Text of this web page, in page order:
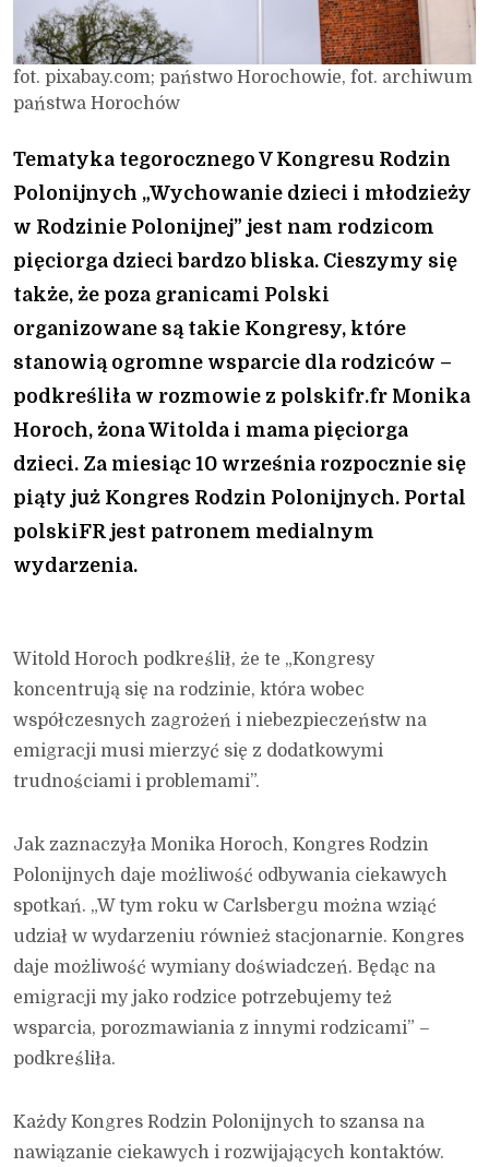
fot. pixabay.com; państwo Horochowie, fot. archiwum
państwa Horochów
Tematyka tegorocznego V Kongresu Rodzin
Polonijnych „Wychowanie dzieci i młodzieży
w Rodzinie Polonijnej” jest nam rodzicom
pięciorga dzieci bardzo bliska. Cieszymy się
także, że poza granicami Polski
organizowane są takie Kongresy, które
stanowią ogromne wsparcie dla rodziców –
podkreśliła w rozmowie z polskifr.fr Monika
Horoch, żona Witolda i mama pięciorga
dzieci. Za miesiąc 10 września rozpocznie się
piąty już Kongres Rodzin Polonijnych. Portal
polskiFR jest patronem medialnym
wydarzenia.
Witold Horoch podkreślił, że te „Kongresy
koncentrują się na rodzinie, która wobec
współczesnych zagrożeń i niebezpieczeństw na
emigracji musi mierzyć się z dodatkowymi
trudnościami i problemami”.
Jak zaznaczyła Monika Horoch, Kongres Rodzin
Polonijnych daje możliwość odbywania ciekawych
spotkań. „W tym roku w Carlsbergu można wziąć
udział w wydarzeniu również stacjonarnie. Kongres
daje możliwość wymiany doświadczeń. Będąc na
emigracji my jako rodzice potrzebujemy też
wsparcia, porozmawiania z innymi rodzicami” –
podkreśliła.
Każdy Kongres Rodzin Polonijnych to szansa na
nawiązanie ciekawych i rozwijających kontaktów.